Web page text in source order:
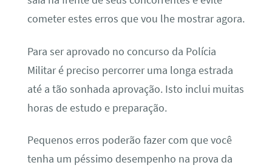
cometer estes erros que vou lhe mostrar agora.
Para ser aprovado no concurso da Polícia
Militar é preciso percorrer uma longa estrada
até a tão sonhada aprovação. Isto inclui muitas
horas de estudo e preparação.
Pequenos erros poderão fazer com que você
tenha um péssimo desempenho na prova da